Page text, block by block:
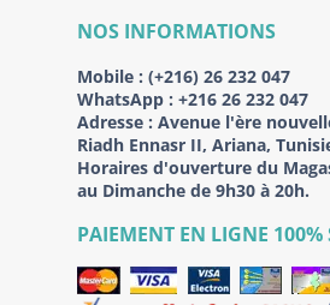
NOS INFORMATIONS
Mobile : (+216) 26 232 047
WhatsApp : +216 26 232 047
Adresse : Avenue l'ère
Riadh Ennasr II, Ariana,
Horaires d'ouverture du
au Dimanche de 9h30 à 20h.
PAIEMENT EN LIGNE 100%